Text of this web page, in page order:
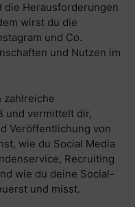
die Herausforderungen
wirst du die
und Co.
und Nutzen im
zahlreiche
und vermittelt dir,
Veröffentlichung von
wie du Social Media
Recruiting
wie du deine Social-
und misst.